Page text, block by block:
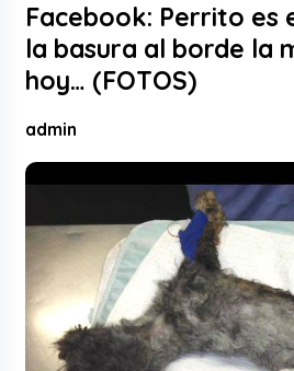
Facebook: Perrito es
la basura al borde la
hoy… (FOTOS)
admin